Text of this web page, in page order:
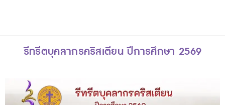
รีทรีตบุคลากรคริสเตียน ปีการศึกษา 2569